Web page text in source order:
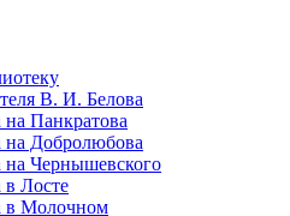
В. И. Белова
на Панкратова
на Добролюбова
на Чернышевского
в Лосте
в Молочном